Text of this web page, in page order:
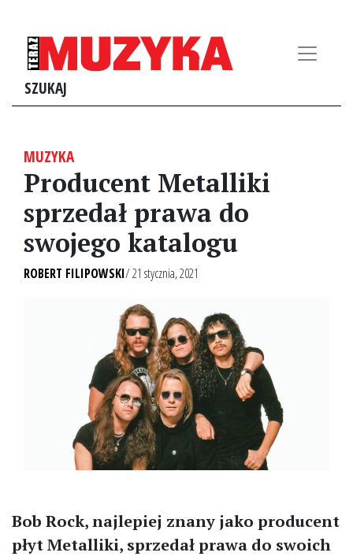
SZUKAJ
MUZYKA
Producent Metalliki
sprzedał prawa do
swojego katalogu
ROBERT FILIPOWSKI/ 21 stycznia, 2021
Bob Rock, najlepiej znany jako producent
płyt Metalliki, sprzedał prawa do swoich